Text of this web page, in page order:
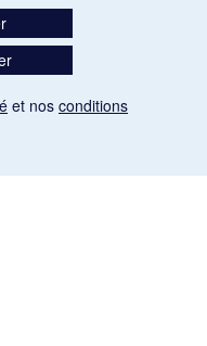
et nos conditions